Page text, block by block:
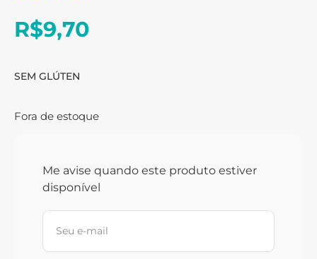
R$9,70
SEM GLÚTEN
Fora de estoque
Me avise quando este produto estiver
disponível